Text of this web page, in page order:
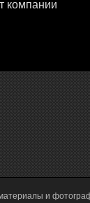
компании
и